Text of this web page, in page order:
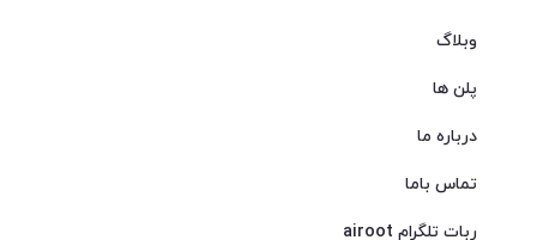
وبلاگ
پلن ها
درباره ما
تماس باما
ربات تلگرام airoot